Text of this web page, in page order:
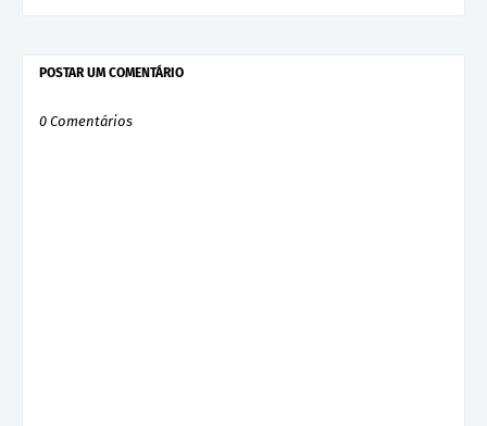
POSTAR UM COMENTÁRIO
0 Comentários